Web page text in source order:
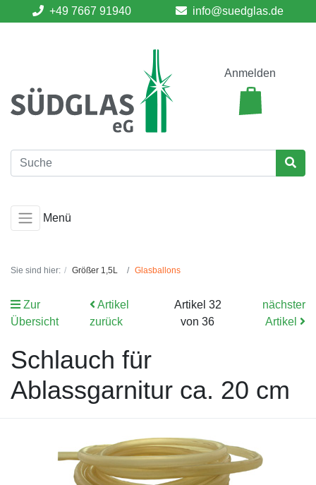
+49 7667 91940 info@suedglas.de
Anmelden
Menü
Sie sind hier: Größer 1,5L Glasballons
Zur
Übersicht
Artikel
zurück
Artikel 32
von 36
nächster
Artikel
Schlauch für
Ablassgarnitur ca. 20 cm